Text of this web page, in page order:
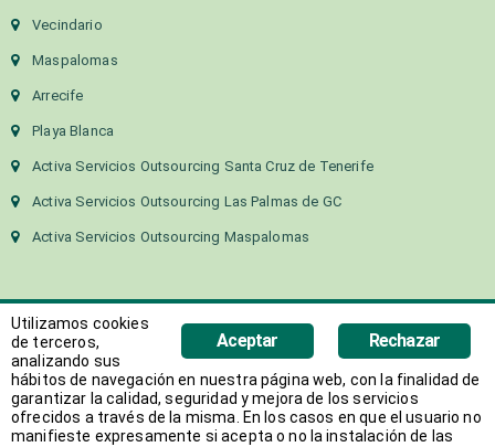
Vecindario
Maspalomas
Arrecife
Playa Blanca
Activa Servicios Outsourcing Santa Cruz de Tenerife
Activa Servicios Outsourcing Las Palmas de GC
Activa Servicios Outsourcing Maspalomas
Copyright 2018 Activa Canarias | Todos los derechos
reservados
Rechazar
Aceptar
Utilizamos cookies
de terceros,
analizando sus
hábitos de navegación en nuestra página web, con la finalidad de
garantizar la calidad, seguridad y mejora de los servicios
ofrecidos a través de la misma. En los casos en que el usuario no
manifieste expresamente si acepta o no la instalación de las